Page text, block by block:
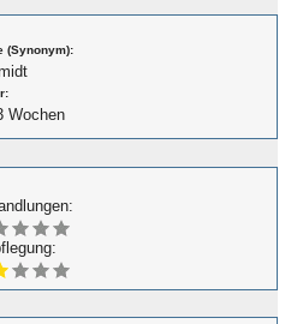
(Synonym):
Wochen